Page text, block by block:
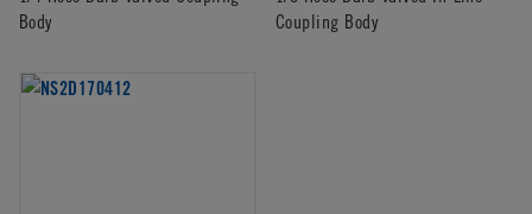
Body
Coupling Body